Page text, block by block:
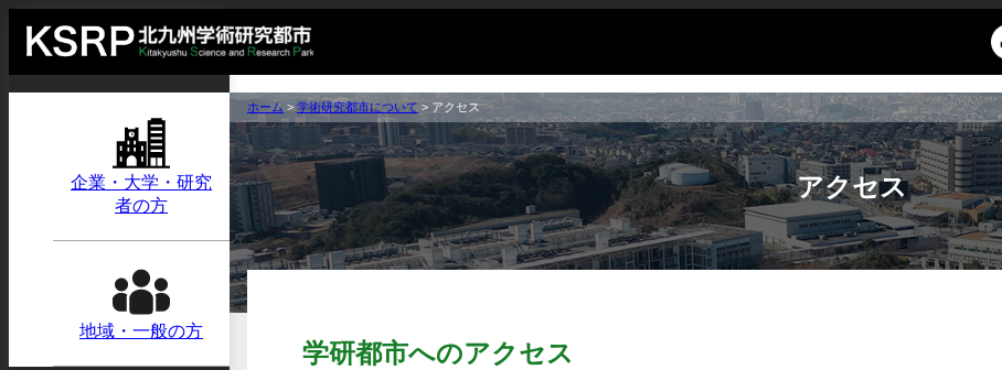
企業・大学・研究
者の方
地域・一般の方
ホーム > 学術研究都市について > アクセス
アクセス
学研都市へのアクセス